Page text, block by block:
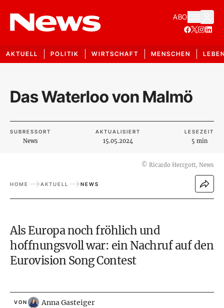
ABO
AKTUELL POLITIK WIRTSCHAFT MENSCHEN
Das Waterloo von Malmö
SUBRESSORT
News
AKTUALISIERT
15.05.2024
LESEZEIT
5 min
© Ricardo Herrgott, News
HOME AKTUELL NEWS
Als Europa noch fröhlich und
hoffnungsvoll war: ein Nachruf auf den
Eurovision Song Contest
VON Anna Gasteiger